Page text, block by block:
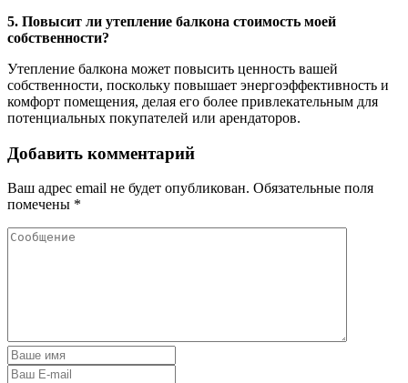
5. Повысит ли утепление балкона стоимость моей
собственности?
Утепление балкона может повысить ценность вашей
собственности, поскольку повышает энергоэффективность и
комфорт помещения, делая его более привлекательным для
потенциальных покупателей или арендаторов.
Добавить комментарий
Ваш адрес email не будет опубликован. Обязательные поля
помечены *